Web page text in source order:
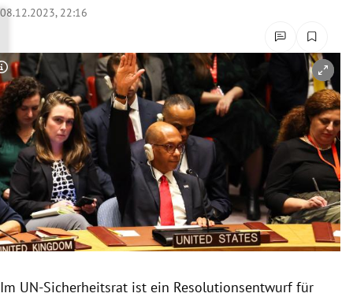
Untermenü
Untermenü
Untermenü
Untermenü
Untermenü
Untermenü
08.12.2023, 22:16
Copyright-Hinweis öffnen/schließen
Im UN-Sicherheitsrat ist ein Resolutionsentwurf für